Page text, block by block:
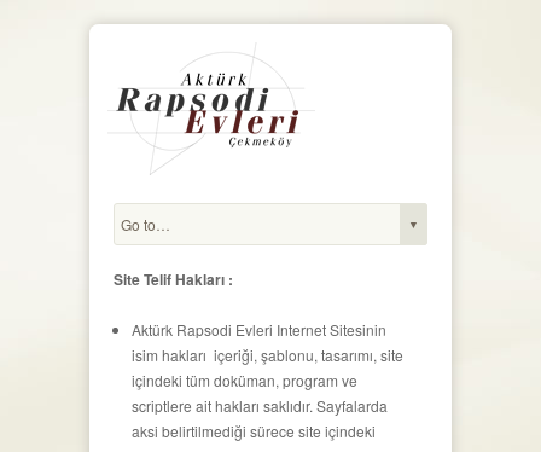
Site Telif Hakları :
Aktürk Rapsodi Evleri Internet Sitesinin
isim hakları içeriği, şablonu, tasarımı, site
içindeki tüm doküman, program ve
scriptlere ait hakları saklıdır. Sayfalarda
aksi belirtilmediği sürece site içindeki